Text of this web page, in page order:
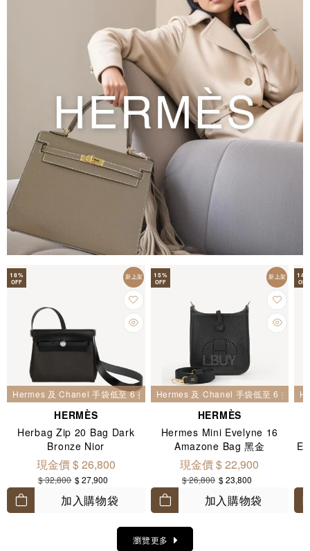
18%
OFF
新上架
Hermes 及 Chanel 手袋低至 6 折
HERMÈS
Herbag Zip 20 Bag Dark
Bronze Nior
現金價 $ 26,800
$ 32,800 $ 27,900
加入購物袋
15%
OFF
新上架
Hermes 及 Chanel 手袋低至 6 折
HERMÈS
Hermes Mini Evelyne 16
Amazone Bag 黑金
現金價 $ 22,900
$ 26,800 $ 23,800
加入購物袋
14
OFF
瀏覽更多